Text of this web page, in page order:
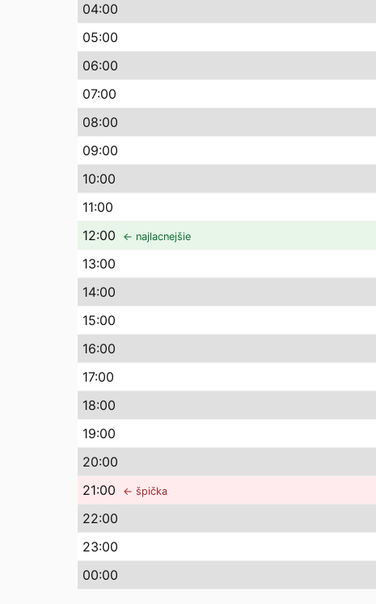
04:00
05:00
06:00
07:00
08:00
09:00
10:00
11:00
12:00 ← najlacnejšie
13:00
14:00
15:00
16:00
17:00
18:00
19:00
20:00
21:00 ← špička
22:00
23:00
00:00